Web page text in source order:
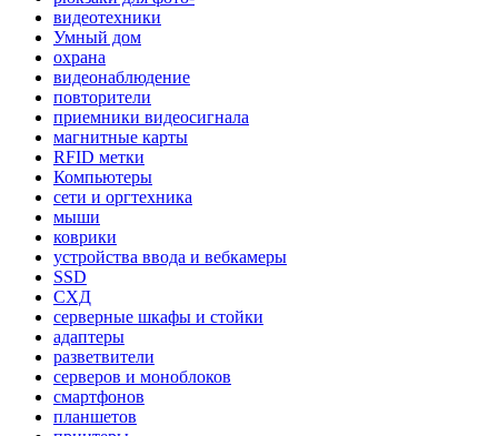
видеотехники
Умный дом
охрана
видеонаблюдение
повторители
приемники видеосигнала
магнитные карты
RFID метки
Компьютеры
сети и оргтехника
мыши
коврики
устройства ввода и вебкамеры
SSD
СХД
серверные шкафы и стойки
адаптеры
разветвители
серверов и моноблоков
смартфонов
планшетов